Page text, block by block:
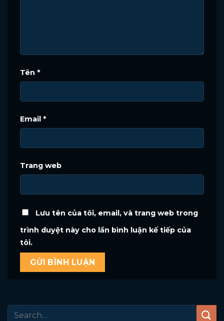
Tên *
Email *
Trang web
Lưu tên của tôi, email, và trang web trong
trình duyệt này cho lần bình luận kế tiếp của
tôi.